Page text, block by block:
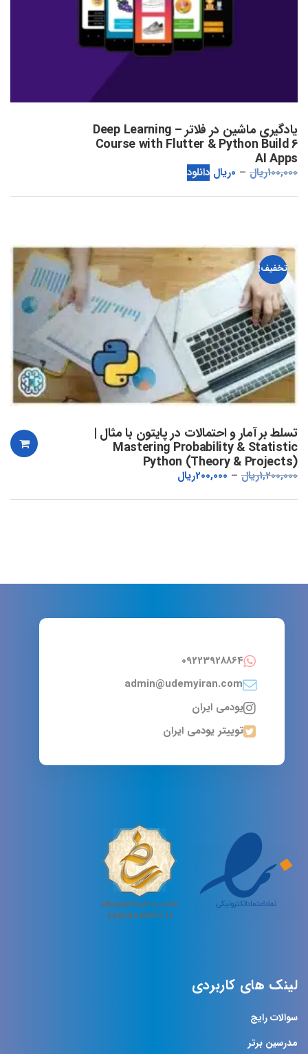
یادگیری ماشین در فلاتر – Deep Learning
Course with Flutter & Python Build 6
AI Apps
100,000ریال 0ریال دانلود
تخفیف!
تسلط بر آمار و احتمالات در پایتون با مثال |
Mastering Probability & Statistic
Python (Theory & Projects)
1,200,000ریال 200,000ریال
09223928864
admin@udemyiran.com
یودمی ایران
توییتر یودمی ایران
لینک های کاربردی
سوالات رایج
مدرسین برتر